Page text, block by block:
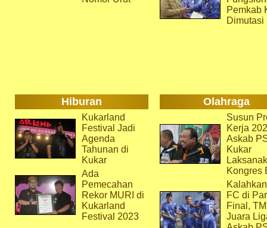
Pemkab
Dimutasi
Hiburan Olahraga
Kukarland
Festival Jadi
Agenda
Tahunan di
Kukar
Ada
Pemecahan
Rekor MURI di
Kukarland
Festival 2023
Susun
Kerja
Askab
Kukar
Kongres
FC di
Final,
Juara